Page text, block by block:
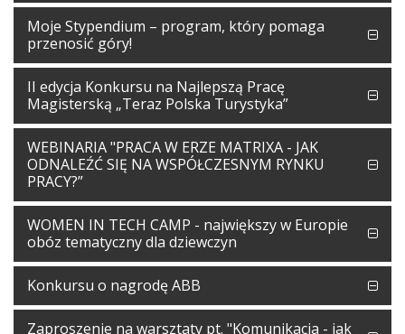
Moje Stypendium – program, który pomaga
przenosić góry!
II edycja Konkursu na Najlepszą Pracę
Magisterską „Teraz Polska Turystyka”
WEBINARIA "PRACA W ERZE MATRIXA - JAK
ODNALEŹĆ SIĘ NA WSPÓŁCZESNYM RYNKU
PRACY?”
WOMEN IN TECH CAMP - największy w Europie
obóz tematyczny dla dziewczyn
Konkursu o nagrodę ABB
Zaproszenie na warsztaty pt. "Komunikacja - jak